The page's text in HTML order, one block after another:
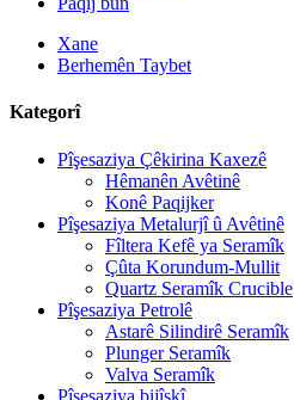
Xane
Berhemên Taybet
Kategorî
Pîşesaziya Çêkirina Kaxezê
Hêmanên Avêtinê
Konê Paqijker
Pîşesaziya Metalurjî û Avêtinê
Fîltera Kefê ya Seramîk
Çûta Korundum-Mullit
Quartz Seramîk Crucible
Pîşesaziya Petrolê
Astarê Silindirê Seramîk
Plunger Seramîk
Valva Seramîk
Pîşesaziya bijîşkî